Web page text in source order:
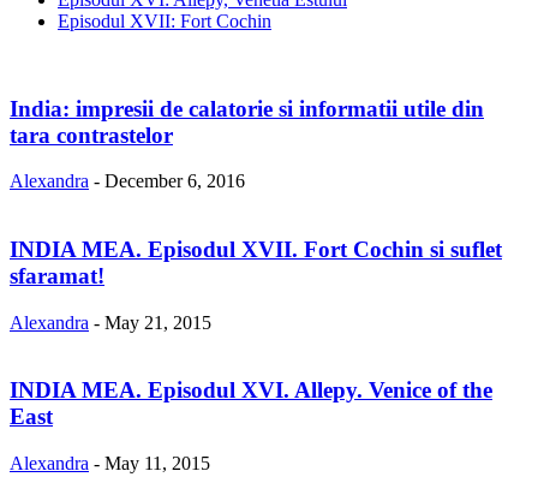
Episodul XVII: Fort Cochin
India: impresii de calatorie si informatii utile din
tara contrastelor
Alexandra - December 6, 2016
INDIA MEA. Episodul XVII. Fort Cochin si suflet
sfaramat!
Alexandra - May 21, 2015
INDIA MEA. Episodul XVI. Allepy. Venice of the
East
Alexandra - May 11, 2015